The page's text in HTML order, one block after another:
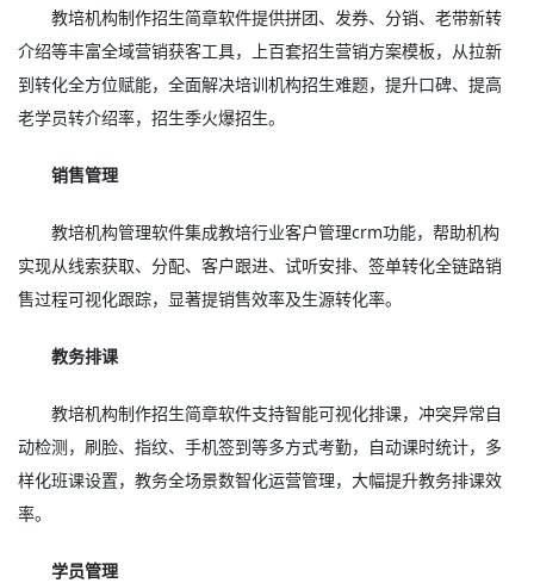
教培机构制作招生简章软件提供拼团、发券、分销、老带新转
介绍等丰富全域营销获客工具，上百套招生营销方案模板，从拉新
到转化全方位赋能，全面解决培训机构招生难题，提升口碑、提高
老学员转介绍率，招生季火爆招生。
销售管理
教培机构管理软件集成教培行业客户管理crm功能，帮助机构
实现从线索获取、分配、客户跟进、试听安排、签单转化全链路销
售过程可视化跟踪，显著提销售效率及生源转化率。
教务排课
教培机构制作招生简章软件支持智能可视化排课，冲突异常自
动检测，刷脸、指纹、手机签到等多方式考勤，自动课时统计，多
样化班课设置，教务全场景数智化运营管理，大幅提升教务排课效
率。
学员管理